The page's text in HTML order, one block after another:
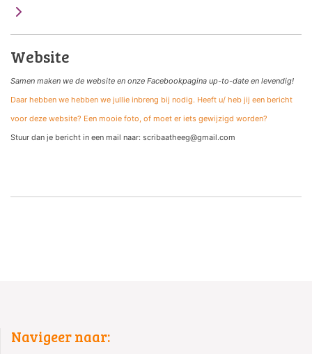
Website
Samen maken we de website en onze Facebookpagina up-to-date en levendig!
Daar hebben we hebben we jullie inbreng bij nodig. Heeft u/ heb jij een bericht
voor deze website? Een mooie foto, of moet er iets gewijzigd worden?
Stuur dan je bericht in een mail naar: scribaatheeg@gmail.com
Navigeer naar: